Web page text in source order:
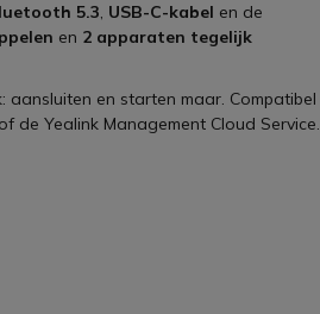
5.3, USB-C-kabel en de
en 2 apparaten tegelijk
aansluiten en starten maar. Compatibel
de Yealink Management Cloud Service.